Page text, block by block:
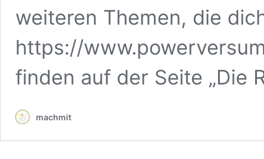
weiteren Themen, die
https://
finden auf der Seite „Die
machmit